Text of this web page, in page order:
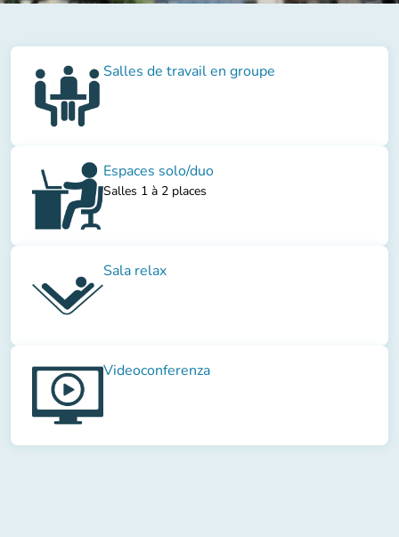
Salles de travail en groupe
Espaces solo/duo
Salles 1 à 2 places
Sala relax
Videoconferenza